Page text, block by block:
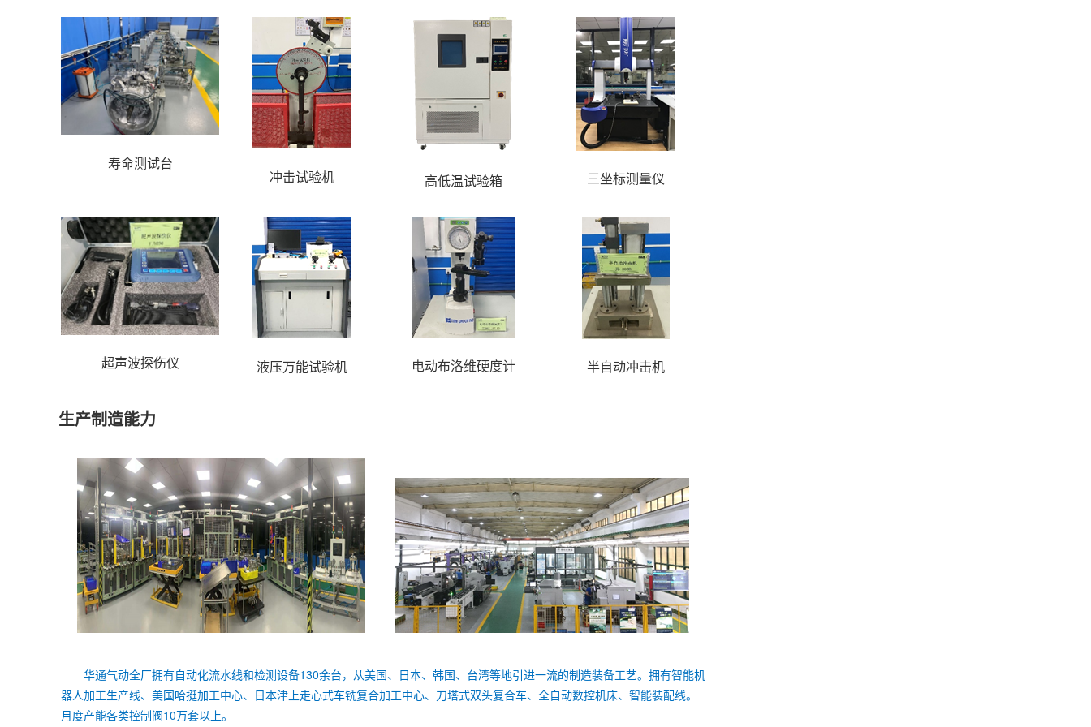
寿命测试台
冲击试验机
高低温试验箱 三坐标测量仪
超声波探伤仪 液压万能试验机 电动布洛维硬度计 半自动冲击机
生产制造能力
华通气动全厂拥有自动化流水线和检测设备130余台，从美国、日本、韩国、台湾等地引进一流的制造装备工艺。拥有智能机
器人加工生产线、美国哈挺加工中心、日本津上走心式车铣复合加工中心、刀塔式双头复合车、全自动数控机床、智能装配线。
月度产能各类控制阀10万套以上。